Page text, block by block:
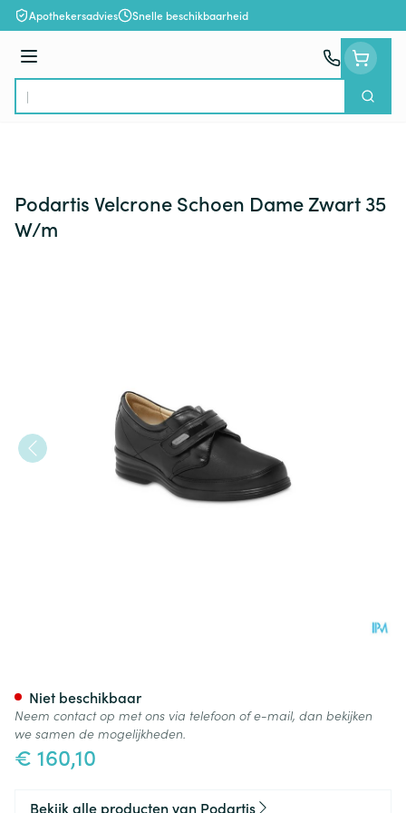
Ga naar de inhoud
Apothekersadvies Snelle beschikbaarheid
Menu
Product, merk, categorie...
Zoek
Podartis Velcrone Schoen Dame Zwart 35
W/m
€ 160,10
Niet beschikbaar
Neem contact op met ons via telefoon of e-mail, dan bekijken
we samen de mogelijkheden.
Bekijk alle producten van Podartis